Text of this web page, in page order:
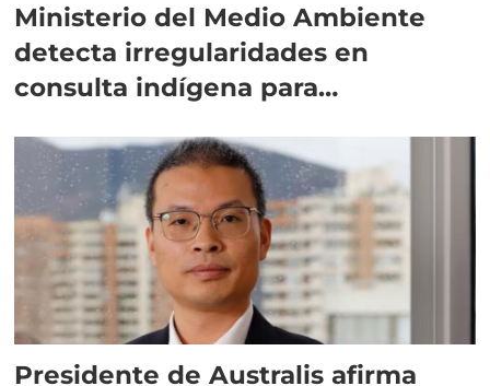
Ministerio del Medio Ambiente
detecta irregularidades en
consulta indígena para
Presidente de Australis afirma